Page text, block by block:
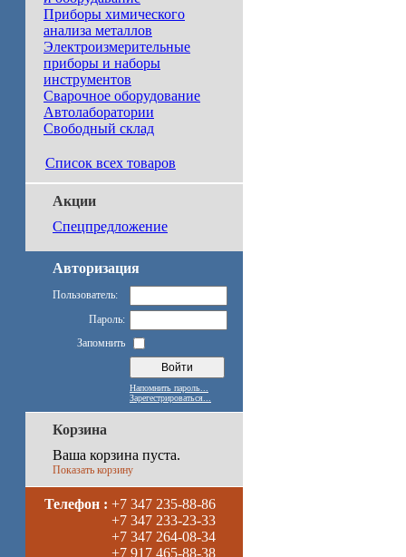
Приборы химического
анализа металлов
Электроизмерительные
приборы и наборы
инструментов
Сварочное оборудование
Автолаборатории
Свободный склад
Список всех товаров
Акции
Спецпредложение
Авторизация
Пользователь:
Пароль:
Запомнить
Напомнить пароль...
Зарегестрироваться...
Корзина
Ваша корзина пуста.
Показать корзину
Телефон : +7 347 235-88-86
+7 347 233-23-33
+7 347 264-08-34
+7 917 465-88-38